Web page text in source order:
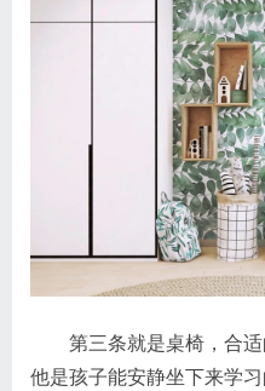
第三条就是桌椅，合适
他是孩子能安静坐下来学